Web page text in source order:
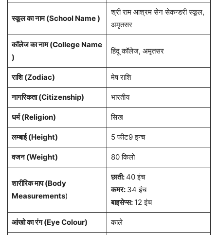
स्कूल का नाम (School Name )
श्री राम आश्रम सेन सेकन्डरी स्कूल,
अमृतसर
कॉलेज का नाम (College Name
)
हिंदू कॉलेज, अमृतसर
राशि(Zodiac) मेष राशि
नागरिकता(Citizenship) भारतीय
धर्म (Religion) सिख
लम्बाई (Height) 5 फीट9 इन्च
वजन (Weight) 80 किलो
शारीरिक माप (Body
Measurements)
छाती:40 इंच
कमर: 34 इंच
बाइसेप्स: 12 इंच
आंखो का रंग (Eye Colour) काले